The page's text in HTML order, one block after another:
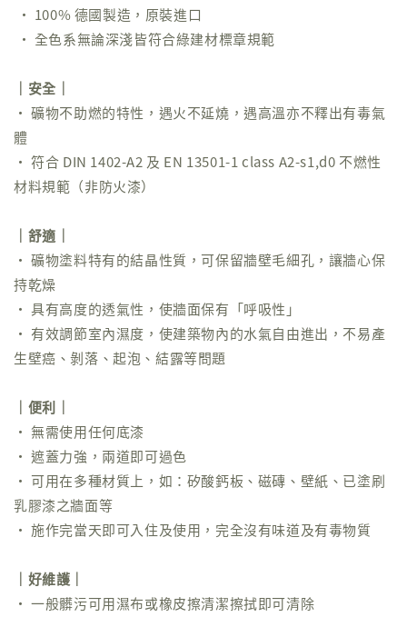
• 100% 德國製造，原裝進口
• 全色系無論深淺皆符合綠建材標章規範
｜安全｜
• 礦物不助燃的特性，遇火不延燒，遇高溫亦不釋出有毒氣
體
• 符合 DIN 1402-A2 及 EN 13501-1 class A2-s1,d0 不燃性
材料規範（非防火漆）
｜舒適｜
• 礦物塗料特有的結晶性質，可保留牆壁毛細孔，讓牆心保
持乾燥
• 具有高度的透氣性，使牆面保有「呼吸性」
• 有效調節室內濕度，使建築物內的水氣自由進出，不易產
生壁癌、剝落、起泡、結露等問題
｜便利｜
• 無需使用任何底漆
• 遮蓋力強，兩道即可過色
• 可用在多種材質上，如：矽酸鈣板、磁磚、壁紙、已塗刷
乳膠漆之牆面等
• 施作完當天即可入住及使用，完全沒有味道及有毒物質
｜好維護｜
• 一般髒污可用濕布或橡皮擦清潔擦拭即可清除